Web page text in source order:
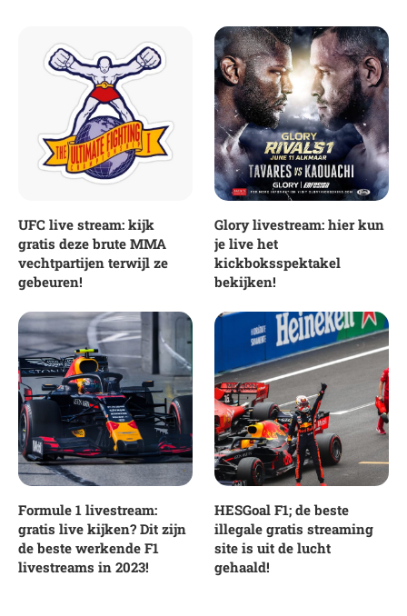
UFC live stream: kijk
gratis deze brute MMA
vechtpartijen terwijl ze
gebeuren!
Glory livestream: hier kun
je live het
kickboksspektakel
bekijken!
Formule 1 livestream:
gratis live kijken? Dit zijn
de beste werkende F1
livestreams in 2023!
HESGoal F1; de beste
illegale gratis streaming
site is uit de lucht
gehaald!